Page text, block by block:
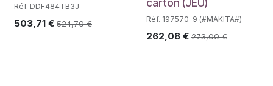
Réf. DDF484TB3J
503,71 € 524,70€ Réf. 197570-9 (#MAKITA#)
262,08€ 273,00€